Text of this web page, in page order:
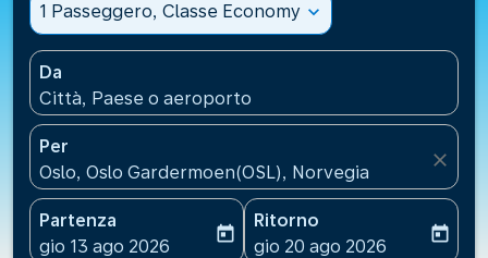
1 Passeggero, Classe Economy expand_more
Da
Città, Paese o aeroporto
Per
Oslo, Oslo Gardermoen(OSL), Norvegia
close
Partenza
fc-booking-departure-date-aria-label
gio 13 ago 2026
today
Ritorno
fc-booking-return-date-
gio 20 ago 2026
today